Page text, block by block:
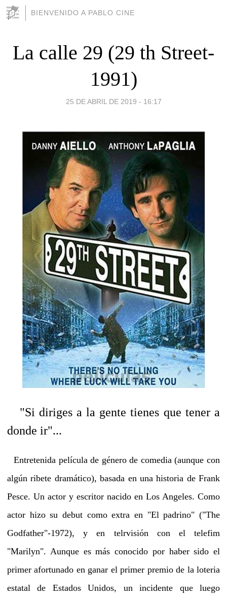
BIENVENIDO A PABLO CINE
La calle 29 (29 th Street-
1991)
25 DE ABRIL DE 2019 - 16:17
"Si diriges a la gente tienes que tener a
donde ir"...
Entretenida película de género de comedia (aunque con
algún ribete dramático), basada en una historia de Frank
Pesce. Un actor y escritor nacido en Los Angeles. Como
actor hizo su debut como extra en "El padrino" ("The
Godfather"-1972), y en telrvisión con el telefim
"Marilyn". Aunque es más conocido por haber sido el
primer afortunado en ganar el primer premio de la loteria
estatal de Estados Unidos, un incidente que luego